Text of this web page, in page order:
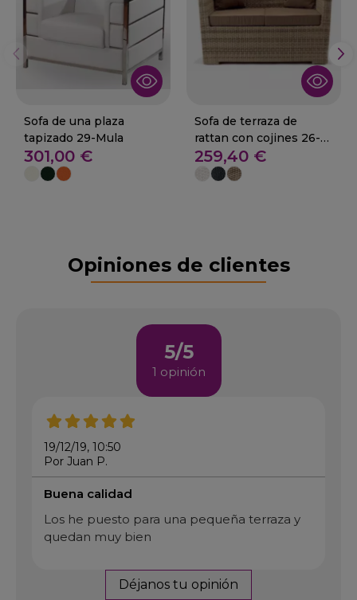
Sofa de una plaza
tapizado 29-Mula
301,00 €
Sofa de terraza de
rattan con cojines 26-
Villamuriel
259,40 €
Opiniones de clientes
5/5
1 opinión
19/12/19, 10:50
Por Juan P.
Buena calidad
Los he puesto para una pequeña terraza y
quedan muy bien
Déjanos tu opinión